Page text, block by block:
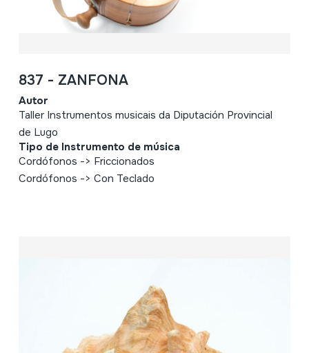
837 - ZANFONA
Autor
Taller Instrumentos musicais da Diputación Provincial
de Lugo
Tipo de Instrumento de música
Cordófonos -> Friccionados
Cordófonos -> Con Teclado